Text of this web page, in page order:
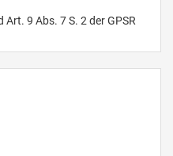
9 Abs. 7 S. 2 der GPSR